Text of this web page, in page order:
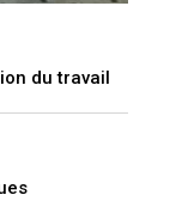
du travail